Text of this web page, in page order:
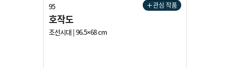
관심 작품
95
호작도
조선시대 | 96.5×68 cm